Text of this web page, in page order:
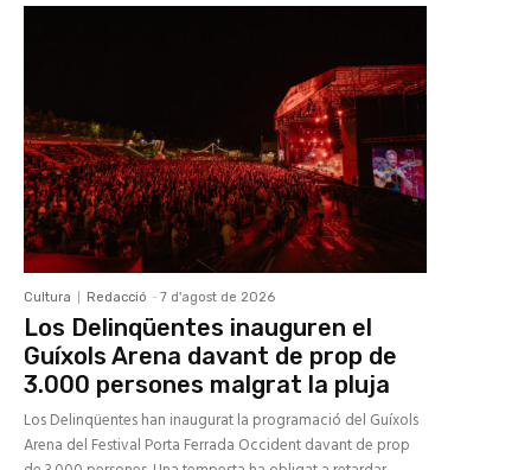
Cultura Redacció - 7 d'agost de 2026
Los Delinqüentes inauguren el
Guíxols Arena davant de prop de
3.000 persones malgrat la pluja
Los Delinqüentes han inaugurat la programació del Guíxols
Arena del Festival Porta Ferrada Occident davant de prop